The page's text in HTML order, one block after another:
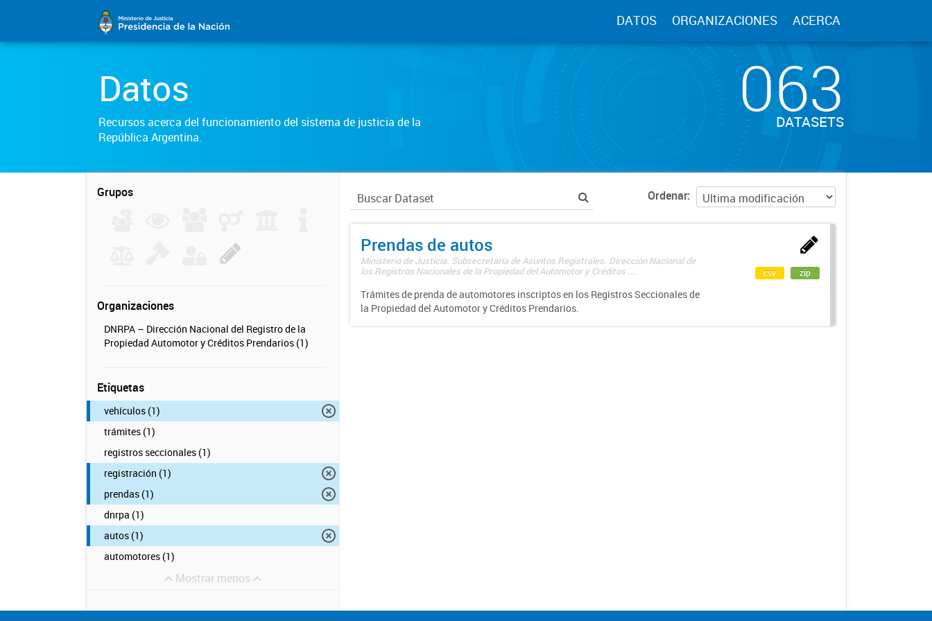
DATOS ORGANIZACIONES ACERCA
Datos
Recursos acerca del funcionamiento del sistema de justicia de la
República Argentina.
063
DATASETS
Grupos
Organizaciones
DNRPA – Dirección Nacional del Registro de la
Propiedad Automotor y Créditos Prendarios (1)
Etiquetas
vehículos (1)
trámites (1)
registros seccionales (1)
registración (1)
prendas (1)
dnrpa (1)
autos (1)
automotores (1)
Mostrar menos
Ordenar
Prendas de autos
Ministerio de Justicia. Subsecretaría de Asuntos Registrales. Dirección Nacional de
los Registros Nacionales de la Propiedad del Automotor y Créditos ...
Trámites de prenda de automotores inscriptos en los Registros Seccionales de
la Propiedad del Automotor y Créditos Prendarios.
csv zip